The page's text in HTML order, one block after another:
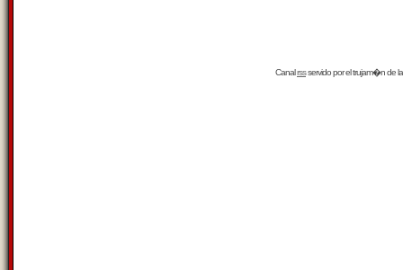
Canalrssservido por eltrujam�nde